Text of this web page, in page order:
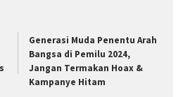
Generasi Muda Penentu Arah
Bangsa di Pemilu 2024,
Jangan Termakan Hoax &
Kampanye Hitam